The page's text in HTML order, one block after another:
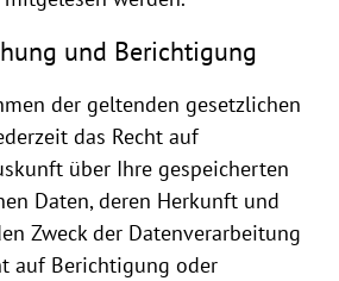
und Berichtigung
der geltenden gesetzlichen
das Recht auf
über Ihre gespeicherten
Daten, deren Herkunft und
Zweck der Datenverarbeitung
auf Berichtigung oder